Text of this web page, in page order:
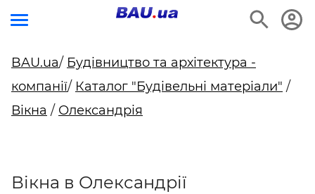
BAU.ua/ Будівництво та архітектура -
компанії/ Каталог "Будівельні матеріали" /
Вікна / Олександрія
Вікна в Олександрії